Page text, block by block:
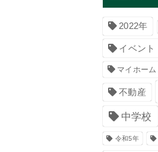
2022年
イベント
マイホーム
不動産
中学校
令和5年